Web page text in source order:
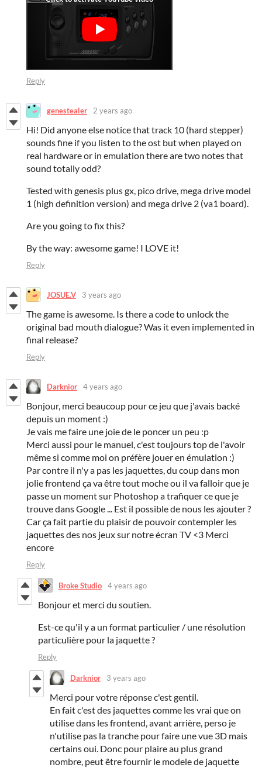
Reply
genestealer 2 years ago
Hi! Did anyone else notice that track 10 (hard stepper)
sounds fine if you listen to the ost but when played on
real hardware or in emulation there are two notes that
sound totally odd?
Tested with genesis plus gx, pico drive, mega drive model
1 (high definition version) and mega drive 2 (va1 board).
Are you going to fix this?
By the way: awesome game! I LOVE it!
Reply
JOSUE.V 3 years ago
The game is awesome. Is there a code to unlock the
original bad mouth dialogue? Was it even implemented in
final release?
Reply
Darknior 4 years ago
Bonjour, merci beaucoup pour ce jeu que j'avais backé
depuis un moment :)
Je vais me faire une joie de le poncer un peu :p
Merci aussi pour le manuel, c'est toujours top de l'avoir
même si comme moi on préfère jouer en émulation :)
Par contre il n'y a pas les jaquettes, du coup dans mon
jolie frontend ça va être tout moche ou il va falloir que je
passe un moment sur Photoshop a trafiquer ce que je
trouve dans Google ... Est il possible de nous les ajouter ?
Car ça fait partie du plaisir de pouvoir contempler les
jaquettes des nos jeux sur notre écran TV <3 Merci
encore
Reply
Broke Studio 4 years ago
Bonjour et merci du soutien.
Est-ce qu'il y a un format particulier / une résolution
particulière pour la jaquette ?
Reply
Darknior 3 years ago
Merci pour votre réponse c'est gentil.
En fait c'est des jaquettes comme les vrai que on
utilise dans les frontend, avant arrière, perso je
n'utilise pas la tranche pour faire une vue 3D mais
certains oui. Donc pour plaire au plus grand
nombre, peut être fournir le modele de jaquette